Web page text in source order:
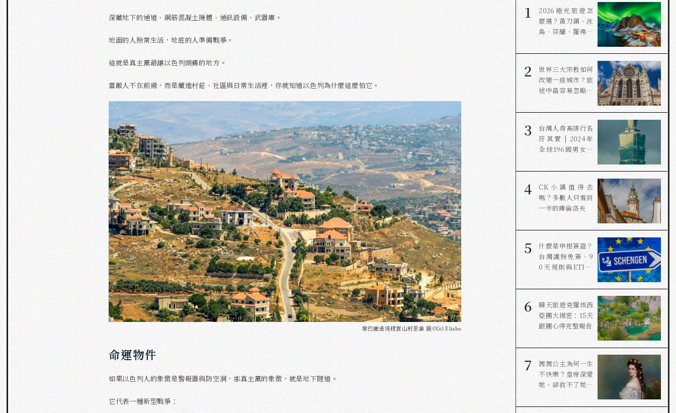
深藏地下的通道、鋼筋混凝土掩體、通訊設備、武器庫。
地面的人照常生活，地底的人準備戰爭。
這就是真主黨最讓以色列頭痛的地方。
當敵人不在前線，而是藏進村莊、社區與日常生活裡，你就知道以色列為什麼這麼怕它。
黎巴嫩邊境樸實山村景象 圖©Gil Eliahu
命運物件
如果以色列人的象徵是警報器與防空洞，那真主黨的象徵，就是地下隧道。
它代表一種新型戰爭：
1
2026極光旅遊怎
麼選？黃刀鎮、冰
島、芬蘭、羅弗敦
2
世界三大宗教如何
改變一座城市？旅
途中最容易忽略的
3
台灣人身高排行名
符其實 | 2024年
全球196國男女身
4
CK小鎮值得去
嗎？多數人只看到
一半的庫倫洛夫
5
什麼是申根簽證？
台灣護照免簽、9
0天規則與ETIAS
6
晴天旅遊克羅埃西
亞團大揭密：15天
跟團心得完整報告
7
茜茜公主為何一生
不快樂？皇帝深愛
她，卻救不了她的